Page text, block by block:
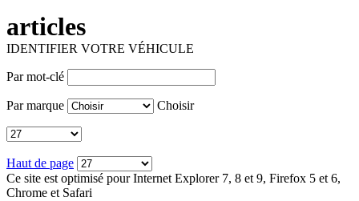
articles
IDENTIFIER VOTRE VÉHICULE
Par mot-clé
Par marque Choisir
Haut de page
Ce site est optimisé pour Internet Explorer 7, 8 et 9, Firefox 5 et 6,
Chrome et Safari